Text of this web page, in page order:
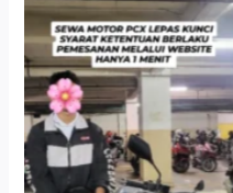
Hotel Kartika Chandra,
Jakarta Selatan